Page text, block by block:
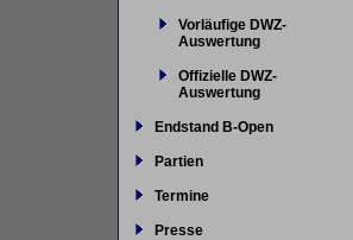
Vorläufige DWZ-
Auswertung
Offizielle DWZ-
Auswertung
Endstand B-Open
Partien
Termine
Presse